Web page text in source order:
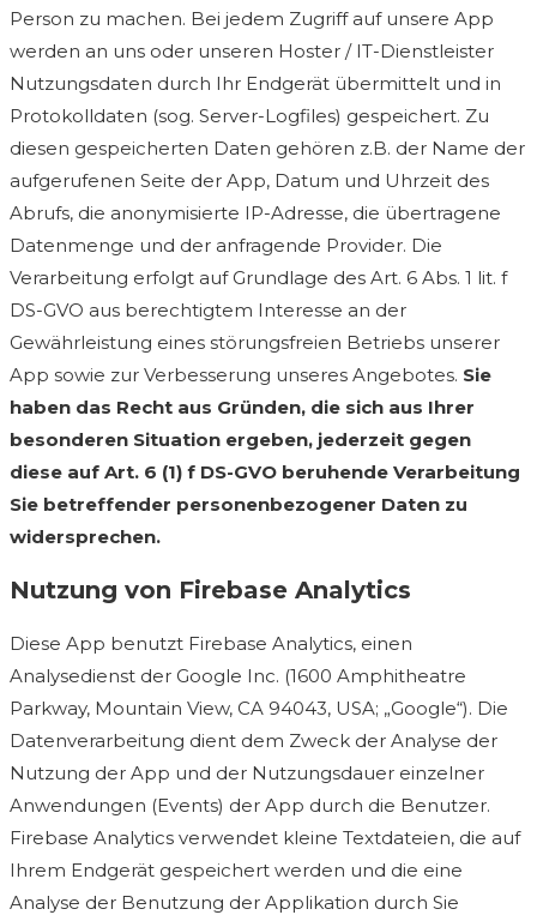
Person zu machen. Bei jedem Zugriff auf unsere App
werden an uns oder unseren Hoster / IT-Dienstleister
Nutzungsdaten durch Ihr Endgerät übermittelt und in
Protokolldaten (sog. Server-Logfiles) gespeichert. Zu
diesen gespeicherten Daten gehören z.B. der Name der
aufgerufenen Seite der App, Datum und Uhrzeit des
Abrufs, die anonymisierte IP-Adresse, die übertragene
Datenmenge und der anfragende Provider. Die
Verarbeitung erfolgt auf Grundlage des Art. 6 Abs. 1 lit. f
DS-GVO aus berechtigtem Interesse an der
Gewährleistung eines störungsfreien Betriebs unserer
App sowie zur Verbesserung unseres Angebotes. Sie
haben das Recht aus Gründen, die sich aus Ihrer
besonderen Situation ergeben, jederzeit gegen
diese auf Art. 6 (1) f DS-GVO beruhende Verarbeitung
Sie betreffender personenbezogener Daten zu
widersprechen.
Nutzung von Firebase Analytics
Diese App benutzt Firebase Analytics, einen
Analysedienst der Google Inc. (1600 Amphitheatre
Parkway, Mountain View, CA 94043, USA; „Google“). Die
Datenverarbeitung dient dem Zweck der Analyse der
Nutzung der App und der Nutzungsdauer einzelner
Anwendungen (Events) der App durch die Benutzer.
Firebase Analytics verwendet kleine Textdateien, die auf
Ihrem Endgerät gespeichert werden und die eine
Analyse der Benutzung der Applikation durch Sie